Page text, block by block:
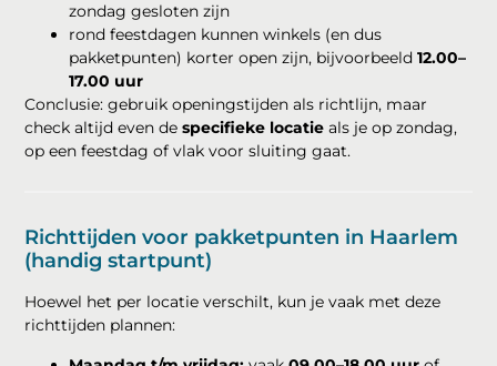
zondag gesloten zijn
rond feestdagen kunnen winkels (en dus
pakketpunten) korter open zijn, bijvoorbeeld12.00–
17.00 uur
Conclusie: gebruik openingstijden als richtlijn, maar
check altijd even despecifieke locatie als je op zondag,
op een feestdag of vlak voor sluiting gaat.
Richttijden voor pakketpunten in Haarlem
(handig startpunt)
Hoewel het per locatie verschilt, kun je vaak met deze
richttijden plannen: